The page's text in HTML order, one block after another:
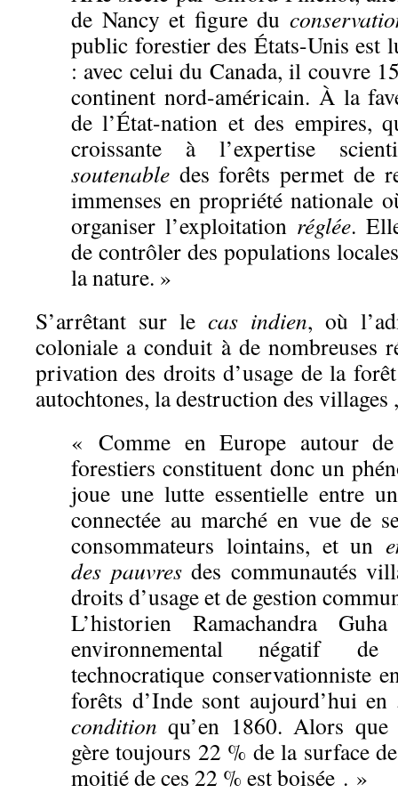
de Nancy et figure du
public forestier des États-Unis est
: avec celui du Canada, il couvre
continent nord-américain. À la
de l’État-nation et des empires,
croissante à l’expertise
soutenable des forêts permet de
immenses en propriété nationale
organiser l’exploitation réglée.
de contrôler des populations
la nature. »
S’arrêtant sur le cas indien, où
coloniale a conduit à de nombreuses
privation des droits d’usage de la
autochtones, la destruction des
« Comme en Europe autour
forestiers constituent donc un
joue une lutte essentielle entre
connectée au marché en vue de
consommateurs lointains, et un
des pauvresdes communautés
droits d’usage et de gestion
L’historien Ramachandra
environnemental négatif
technocratique conservationniste
forêts d’Inde sont aujourd’hui en
condition qu’en 1860. Alors
gère toujours 22 % de la surface
moitié de ces 22 % est boisée . »